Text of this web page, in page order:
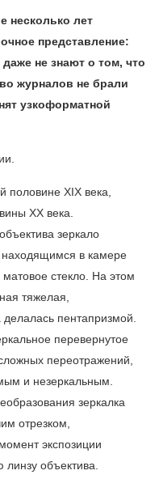
несколько лет
представление:
не знают о том, что
журналов не брали
узкоформатной
половине XIX века,
XX века.
зеркало
находящимся в камере
стекло. На этом
тяжелая,
пентапризмой.
перевернутое
переотражений,
и незеркальным.
зеркалка
отрезком,
экспозиции
объектива.